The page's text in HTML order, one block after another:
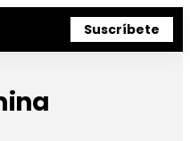
Suscríbete